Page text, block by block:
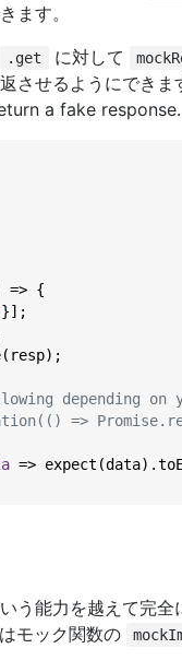
ます。
.get に対して
返させるようにで
a fake response.
=> {
}];
depending on
=>
=>
う能力を越えて完
モック関数の